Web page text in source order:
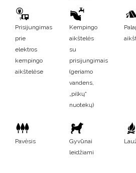
Prisijungimas
prie
elektros
kempingo
aikštelėse
Kempingo
aikštelės
su
prisijungimais
(geriamo
vandens,
„pilkų“
nuotekų)
Pavėsis
Gyvūnai
leidžiami